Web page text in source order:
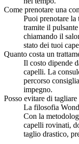
Come prenotare una
Puoi prenotare la
tramite il
chiamando il
stato dei tuoi
Quanto costa un
Il costo dipende
capelli. La
percorso
impegno.
Posso evitare di
La filosofia
Con la
capelli rovinati,
taglio drastico,